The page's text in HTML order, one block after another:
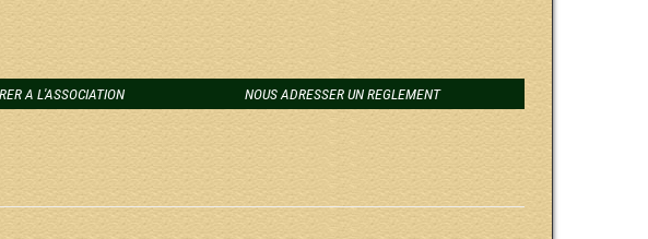
A L'ASSOCIATION NOUS ADRESSER UN REGLEMENT